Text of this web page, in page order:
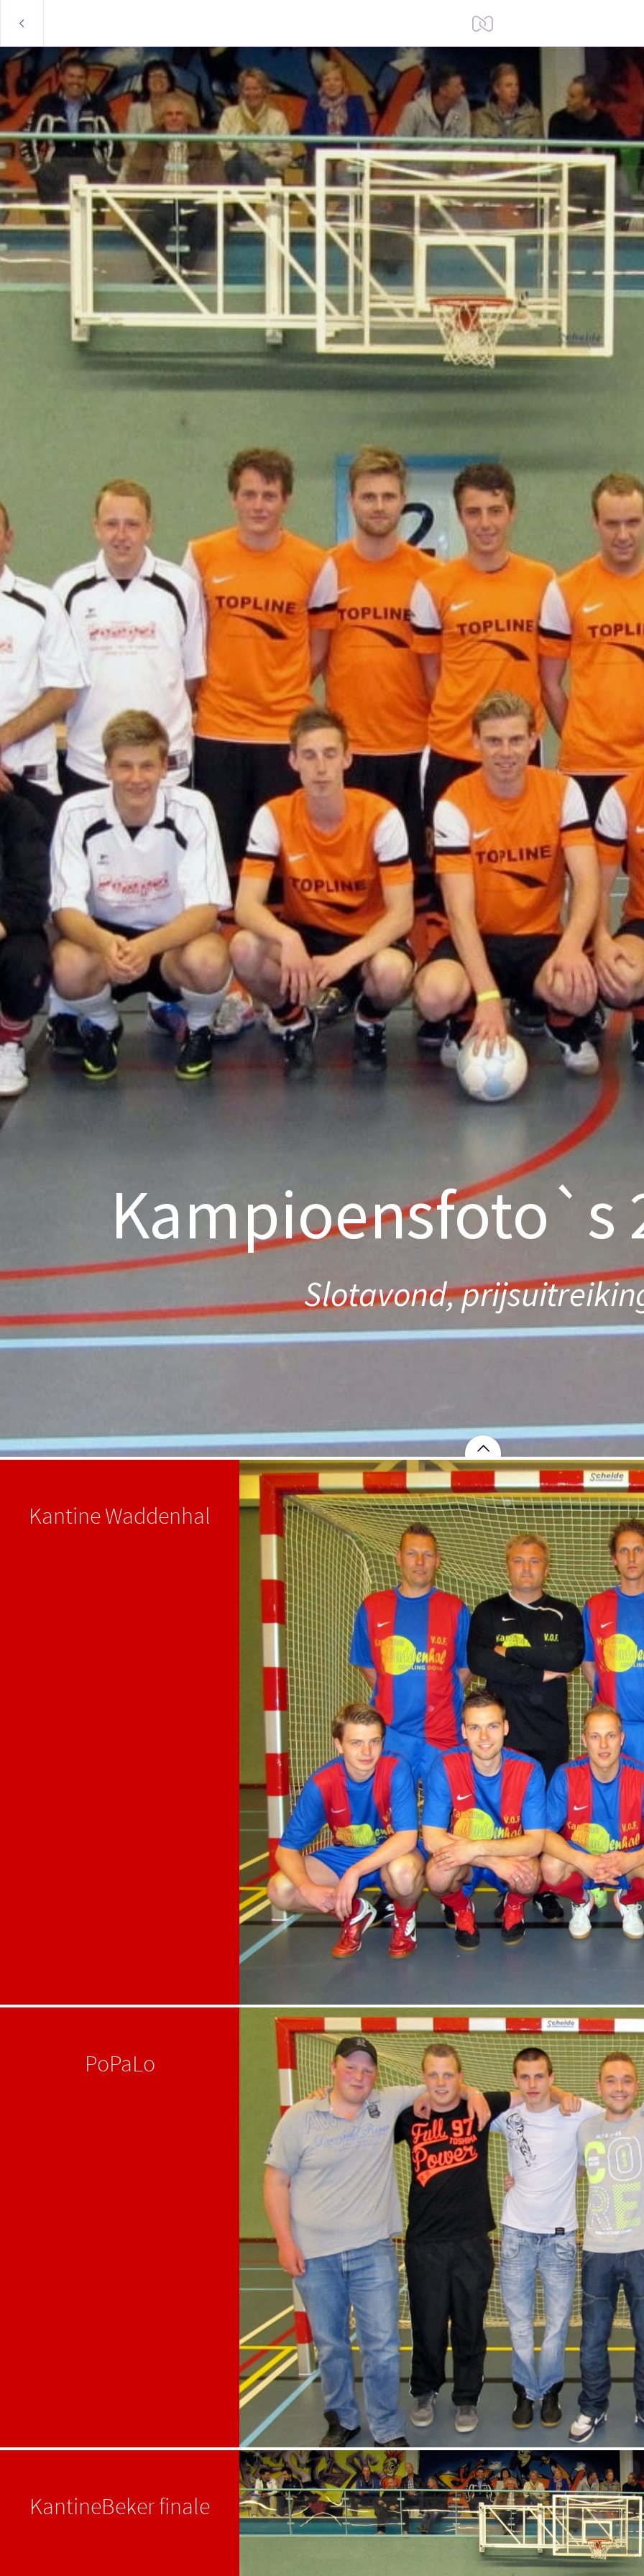
Kampioensfoto`s
Slotavond,
Kantine Waddenhal
PoPaLo
KantineBeker finale